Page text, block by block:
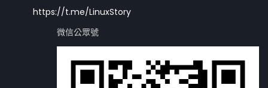
https://t.me/LinuxStory
微信公眾號